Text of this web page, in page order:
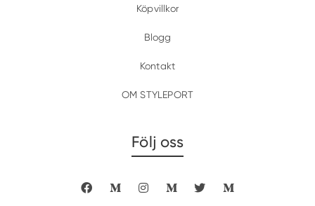
Köpvillkor
Blogg
Kontakt
OM STYLEPORT
Följ oss